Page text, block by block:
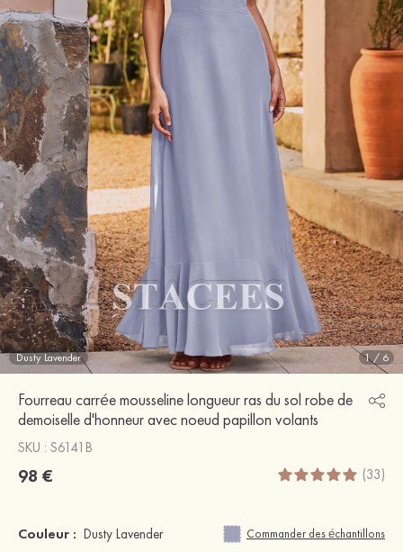
Dusty Lavender 1/ 6
Fourreau carrée mousseline longueur ras du sol robe de
demoiselle d'honneur avec noeud papillon volants
SKU : S6141B
98 € (33)
Couleur : Dusty Lavender Commander des échantillons